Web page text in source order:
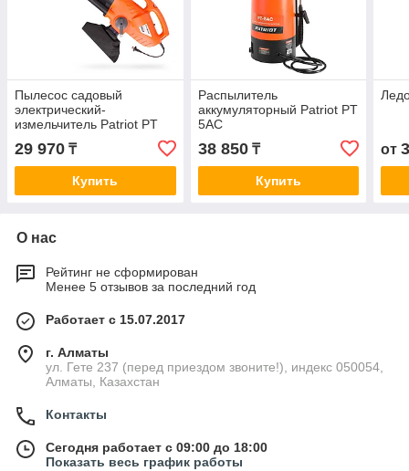
Пылесос садовый
электрический-
измельчитель Patriot PT
BV 2000E (3в1)
29 970 ₸
Купить
Распылитель
аккумуляторный Patriot PT
5АС
38 850₸
Купить
от
О нас
Рейтинг не сформирован
Менее 5 отзывов за последний год
Работает с 15.07.2017
г. Алматы
ул. Гете 237 (перед приездом звоните!), индекс 050054,
Алматы, Казахстан
Контакты
Сегодня работает с 09:00 до 18:00
Показать весь график работы